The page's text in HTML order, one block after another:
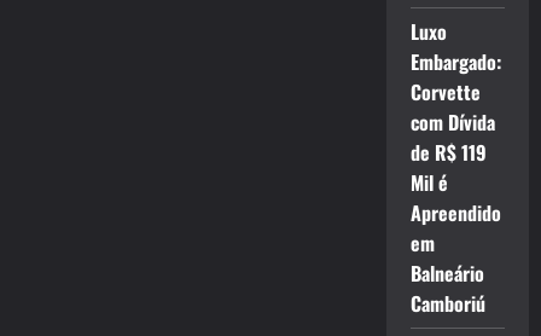
Luxo
Embargado:
Corvette
com Dívida
de R$ 119
Mil é
Apreendido
em
Balneário
Camboriú